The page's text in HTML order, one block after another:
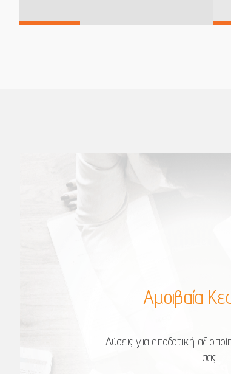
Αμοιβαία
Λύσεις για αποδοτική
σας.